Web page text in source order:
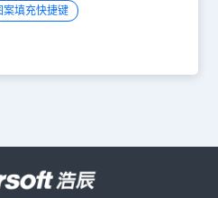
案填充快捷键